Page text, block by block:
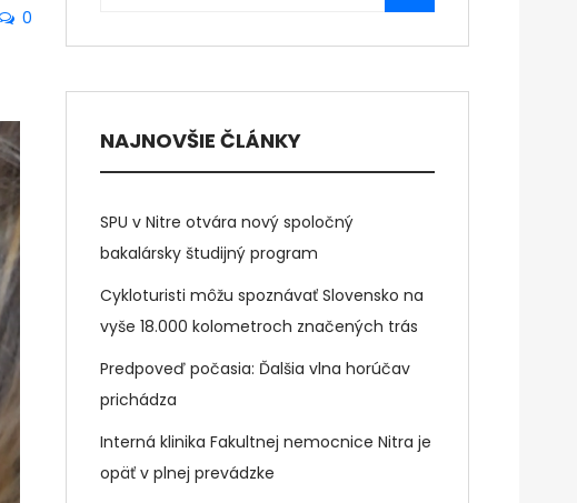
0
NAJNOVŠIE ČLÁNKY
SPU v Nitre otvára nový spoločný
bakalársky študijný program
Cykloturisti môžu spoznávať Slovensko na
vyše 18.000 kolometroch značených trás
Predpoveď počasia: Ďalšia vlna horúčav
prichádza
Interná klinika Fakultnej nemocnice Nitra je
opäť v plnej prevádzke